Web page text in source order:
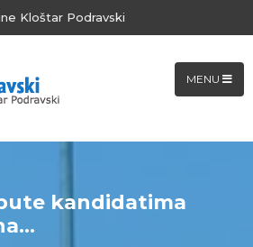
Kloštar Podravski
MENU
kandidatima